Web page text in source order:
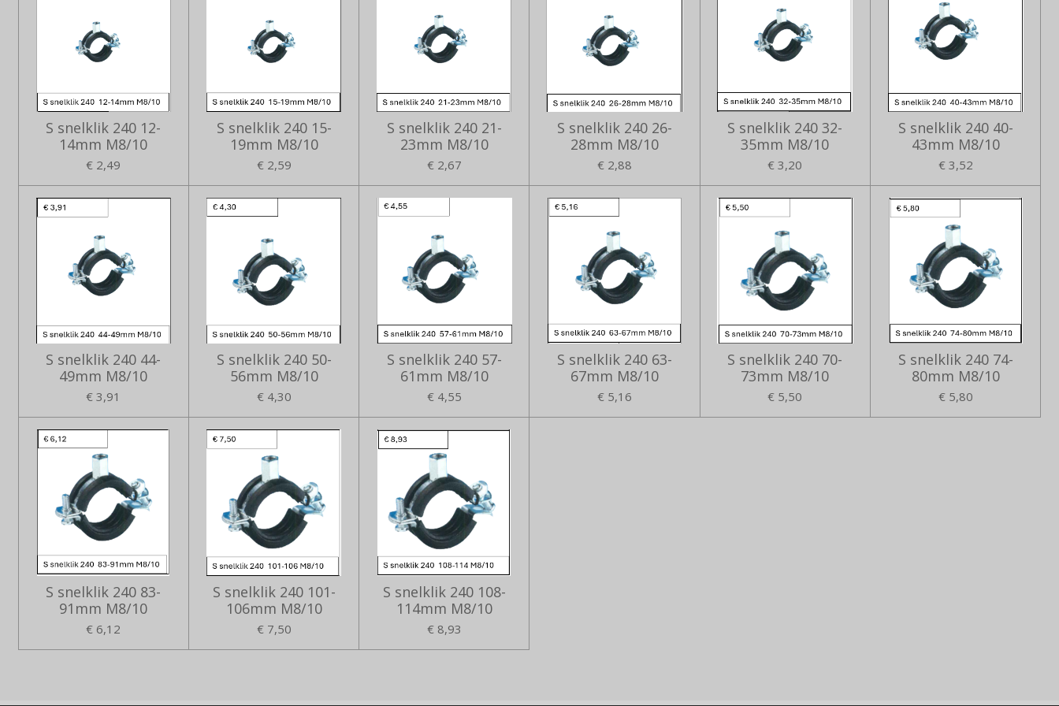
S snelklik 240 12-
14mm M8/10
€ 2,49
S snelklik 240 15-
19mm M8/10
€ 2,59
S snelklik 240 21-
23mm M8/10
€ 2,67
S snelklik 240 26-
28mm M8/10
€ 2,88
S snelklik 240 32-
35mm M8/10
€ 3,20
S snelklik 240 40-
43mm M8/10
€ 3,52
S snelklik 240 44-
49mm M8/10
€ 3,91
S snelklik 240 50-
56mm M8/10
€ 4,30
S snelklik 240 57-
61mm M8/10
€ 4,55
S snelklik 240 63-
67mm M8/10
€ 5,16
S snelklik 240 70-
73mm M8/10
€ 5,50
S snelklik 240 74-
80mm M8/10
€ 5,80
S snelklik 240 83-
91mm M8/10
€ 6,12
S snelklik 240 101-
106mm M8/10
€ 7,50
S snelklik 240 108-
114mm M8/10
€ 8,93